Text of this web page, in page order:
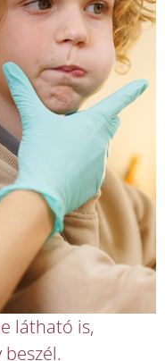
látható is,